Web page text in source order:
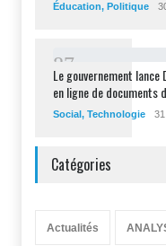
Éducation, Politique
87
Le gouvernement
en ligne de documents
Social, Technologie
Catégories
Actualités